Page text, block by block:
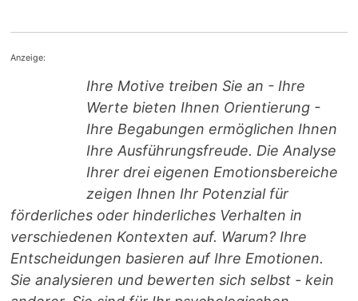
Anzeige:
Ihre Motive treiben Sie an - Ihre
Werte bieten Ihnen Orientierung -
Ihre Begabungen ermöglichen Ihnen
Ihre Ausführungsfreude. Die Analyse
Ihrer drei eigenen Emotionsbereiche
zeigen Ihnen Ihr Potenzial für
förderliches oder hinderliches Verhalten in
verschiedenen Kontexten auf. Warum? Ihre
Entscheidungen basieren auf Ihre Emotionen.
Sie analysieren und bewerten sich selbst - kein